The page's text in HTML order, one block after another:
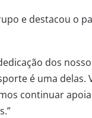
e destacou o
dos
é uma delas.
continuar